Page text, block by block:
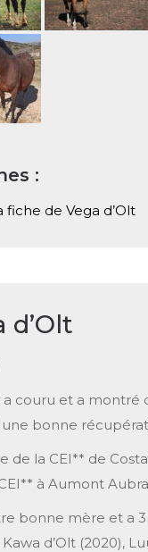
:
fiche de Vega d’Olt
d’Olt
a couru et a montré
bonne
de la CEI** de
à Aumont
bonne mère et a
d’Olt (2020),